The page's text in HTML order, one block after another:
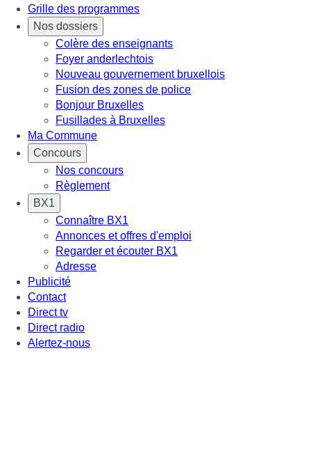
Grille des programmes
Nos dossiers
Colère des enseignants
Foyer anderlechtois
Nouveau gouvernement bruxellois
Fusion des zones de police
Bonjour Bruxelles
Fusillades à Bruxelles
Ma Commune
Concours
Nos concours
Règlement
BX1
Connaître BX1
Annonces et offres d'emploi
Regarder et écouter BX1
Adresse
Publicité
Contact
Direct tv
Direct radio
Alertez-nous